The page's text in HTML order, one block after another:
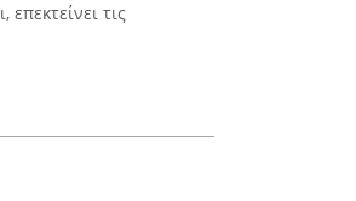
τις